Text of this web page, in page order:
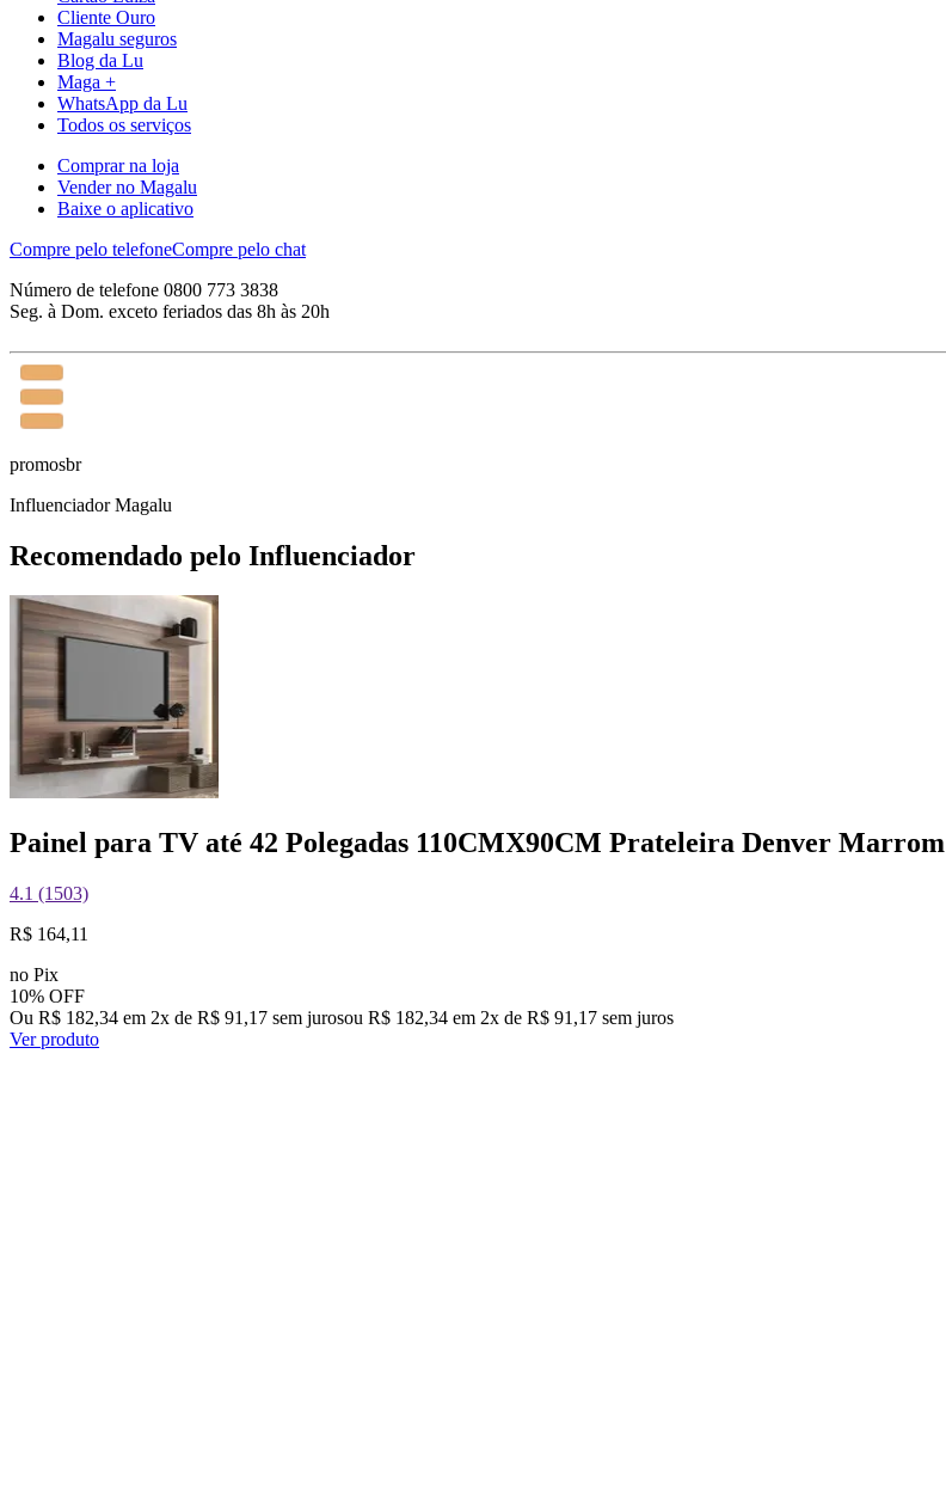
Cliente Ouro
Magalu seguros
Blog da Lu
Maga +
WhatsApp da Lu
Todos os serviços
Comprar na loja
Vender no Magalu
Baixe o aplicativo
Compre pelo telefoneCompre pelo chat
Número de telefone 0800 773 3838
Seg. à Dom. exceto feriados das 8h às 20h
promosbr
Influenciador Magalu
Recomendado pelo Influenciador
Painel para TV até 42 Polegadas 110CMX90CM Prateleira Denver Marrom
4.1 (1503)
R$ 164,11
no Pix
10% OFF
Ou R$ 182,34 em 2x de R$ 91,17 sem jurosou R$ 182,34 em 2x de R$ 91,17 sem juros
Ver produto